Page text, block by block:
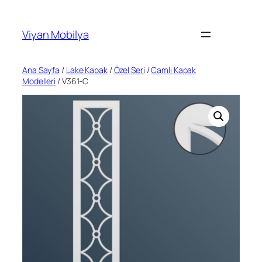
Viyan Mobilya
Ana Sayfa / Lake Kapak/Özel Seri /Camlı Kapak
Modelleri / V361-C